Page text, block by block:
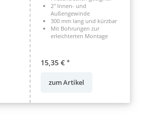
2" Innen- und
Außengewinde
300 mm lang und kürzbar
Mit Bohrungen zur
erleichterten Montage
15,35 € *
zum Artikel